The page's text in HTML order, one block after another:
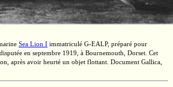
Sea Lion I immatriculé G-EALP, préparé pour
disputée en septembre 1919, à Bournemouth, Dorset. Cet
après avoir heurté un objet flottant. Document Gallica,